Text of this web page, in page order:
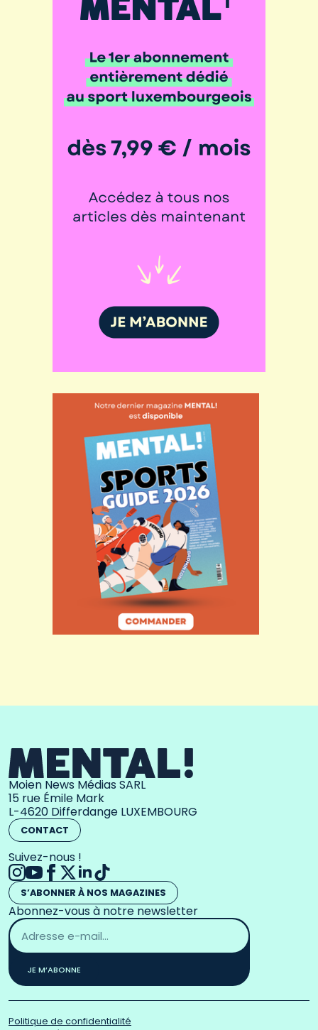
Moien News Médias SARL
15 rue Émile Mark
L-4620 Differdange LUXEMBOURG
CONTACT
Suivez-nous !
S’ABONNER À NOS MAGAZINES
Abonnez-vous à notre newsletter
Adresse
email
*
JE M’ABONNE
Politique de confidentialité